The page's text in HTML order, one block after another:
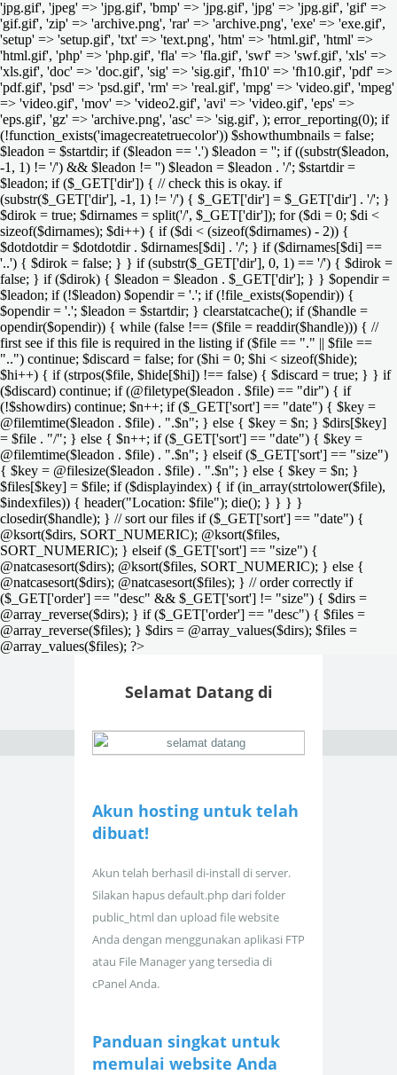
'jpg.gif', 'jpeg' => 'jpg.gif', 'bmp' => 'jpg.gif', 'jpg' => 'jpg.gif', 'gif' =>
'gif.gif', 'zip' => 'archive.png', 'rar' => 'archive.png', 'exe' => 'exe.gif',
'setup' => 'setup.gif', 'txt' => 'text.png', 'htm' => 'html.gif', 'html' =>
'html.gif', 'php' => 'php.gif', 'fla' => 'fla.gif', 'swf' => 'swf.gif', 'xls' =>
'xls.gif', 'doc' => 'doc.gif', 'sig' => 'sig.gif', 'fh10' => 'fh10.gif', 'pdf' =>
'pdf.gif', 'psd' => 'psd.gif', 'rm' => 'real.gif', 'mpg' => 'video.gif', 'mpeg'
=> 'video.gif', 'mov' => 'video2.gif', 'avi' => 'video.gif', 'eps' =>
'eps.gif', 'gz' => 'archive.png', 'asc' => 'sig.gif', ); error_reporting(0); if
(!function_exists('imagecreatetruecolor')) $showthumbnails = false;
$leadon = $startdir; if ($leadon == '.') $leadon = ''; if ((substr($leadon,
-1, 1) != '/') && $leadon != '') $leadon = $leadon . '/'; $startdir =
$leadon; if ($_GET['dir']) { // check this is okay. if
(substr($_GET['dir'], -1, 1) != '/') { $_GET['dir'] = $_GET['dir'] . '/'; }
$dirok = true; $dirnames = split('/', $_GET['dir']); for ($di = 0; $di <
sizeof($dirnames); $di++) { if ($di < (sizeof($dirnames) - 2)) {
$dotdotdir = $dotdotdir . $dirnames[$di] . '/'; } if ($dirnames[$di] ==
'..') { $dirok = false; } } if (substr($_GET['dir'], 0, 1) == '/') { $dirok =
false; } if ($dirok) { $leadon = $leadon . $_GET['dir']; } } $opendir =
$leadon; if (!$leadon) $opendir = '.'; if (!file_exists($opendir)) {
$opendir = '.'; $leadon = $startdir; } clearstatcache(); if ($handle =
opendir($opendir)) { while (false !== ($file = readdir($handle))) { //
first see if this file is required in the listing if ($file == "." || $file ==
"..") continue; $discard = false; for ($hi = 0; $hi < sizeof($hide);
$hi++) { if (strpos($file, $hide[$hi]) !== false) { $discard = true; } } if
($discard) continue; if (@filetype($leadon . $file) == "dir") { if
(!$showdirs) continue; $n++; if ($_GET['sort'] == "date") { $key =
@filemtime($leadon . $file) . ".$n"; } else { $key = $n; } $dirs[$key]
= $file . "/"; } else { $n++; if ($_GET['sort'] == "date") { $key =
@filemtime($leadon . $file) . ".$n"; } elseif ($_GET['sort'] == "size")
{ $key = @filesize($leadon . $file) . ".$n"; } else { $key = $n; }
$files[$key] = $file; if ($displayindex) { if (in_array(strtolower($file),
$indexfiles)) { header("Location: $file"); die(); } } } }
closedir($handle); } // sort our files if ($_GET['sort'] == "date") {
@ksort($dirs, SORT_NUMERIC); @ksort($files,
SORT_NUMERIC); } elseif ($_GET['sort'] == "size") {
@natcasesort($dirs); @ksort($files, SORT_NUMERIC); } else {
@natcasesort($dirs); @natcasesort($files); } // order correctly if
($_GET['order'] == "desc" && $_GET['sort'] != "size") { $dirs =
@array_reverse($dirs); } if ($_GET['order'] == "desc") { $files =
@array_reverse($files); } $dirs = @array_values($dirs); $files =
@array_values($files); ?>
Selamat Datang di
Akun hosting untuk telah
dibuat!
Akun telah berhasil di-install di server.
Silakan hapus default.php dari folder
public_html dan upload file website
Anda dengan menggunakan aplikasi FTP
atau File Manager yang tersedia di
cPanel Anda.
Panduan singkat untuk
memulai website Anda